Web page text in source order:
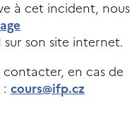
à cet incident, nous
sur son site internet.
contacter, en cas de
cours@ifp.cz